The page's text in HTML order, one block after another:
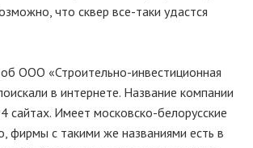
что сквер все-таки удастся
ООО «Строительно-инвестиционная
в интернете. Название компании
сайтах. Имеет московско-белорусские
фирмы с такими же названиями есть в